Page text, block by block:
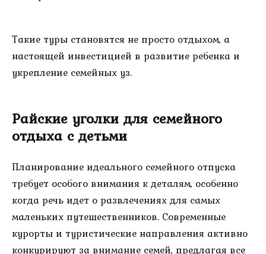
Такие туры становятся не просто отдыхом, а
настоящей инвестицией в развитие ребенка и
укрепление семейных уз.
Райские уголки для семейного
отдыха с детьми
Планирование идеального семейного отпуска
требует особого внимания к деталям, особенно
когда речь идет о развлечениях для самых
маленьких путешественников. Современные
курорты и туристические направления активно
конкурируют за внимание семей, предлагая все